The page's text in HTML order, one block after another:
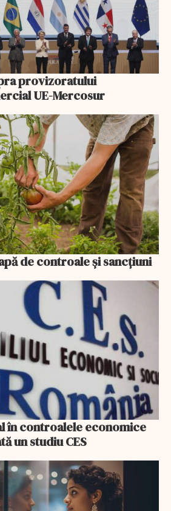
provizoratului
UE-Mercosur
de controale și sancțiuni
în controalele economice
un studiu CES